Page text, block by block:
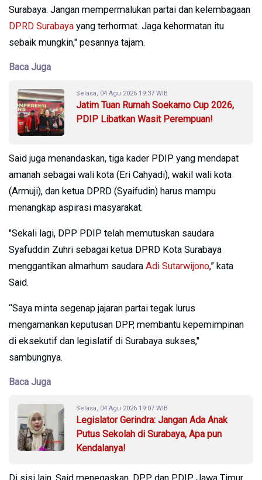
Surabaya. Jangan mempermalukan partai dan kelembagaan
DPRD Surabaya yang terhormat. Jaga kehormatan itu
sebaik mungkin," pesannya tajam.
Baca Juga
Selasa, 04 Agu 2026 19:37 WIB
Jatim Tuan Rumah Soekarno Cup 2026,
PDIP Libatkan Wasit Perempuan!
Said juga menandaskan, tiga kader PDIP yang mendapat
amanah sebagai wali kota (Eri Cahyadi), wakil wali kota
(Armuji), dan ketua DPRD (Syaifudin) harus mampu
menangkap aspirasi masyarakat.
"Sekali lagi, DPP PDIP telah memutuskan saudara
Syafuddin Zuhri sebagai ketua DPRD Kota Surabaya
menggantikan almarhum saudara Adi Sutarwijono,” kata
Said.
“Saya minta segenap jajaran partai tegak lurus
mengamankan keputusan DPP, membantu kepemimpinan
di eksekutif dan legislatif di Surabaya sukses,"
sambungnya.
Baca Juga
Selasa, 04 Agu 2026 19:07 WIB
Legislator Gerindra: Jangan Ada Anak
Putus Sekolah di Surabaya, Apa pun
Kendalanya!